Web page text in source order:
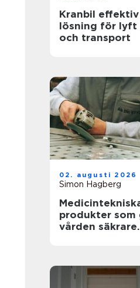
Kranbil effektiv
lösning för lyft
och transport
02. augusti 2026
Simon Hagberg
produkter som
vården säkrare